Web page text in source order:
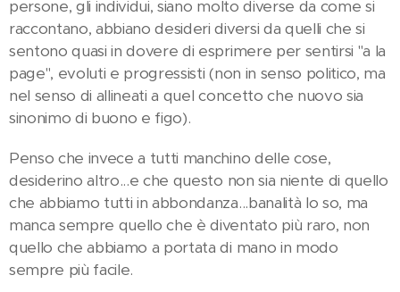
persone, gli individui, siano molto diverse da come si
raccontano, abbiano desideri diversi da quelli che si
sentono quasi in dovere di esprimere per sentirsi "a la
page", evoluti e progressisti (non in senso politico, ma
nel senso di allineati a quel concetto che nuovo sia
sinonimo di buono e figo).
Penso che invece a tutti manchino delle cose,
desiderino altro...e che questo non sia niente di quello
che abbiamo tutti in abbondanza...banalità lo so, ma
manca sempre quello che è diventato più raro, non
quello che abbiamo a portata di mano in modo
sempre più facile.